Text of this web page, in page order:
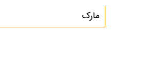
مارک